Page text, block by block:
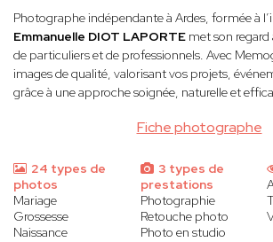
Fiche photographe
Photographe indépendante à Ardes, formée à
Emmanuelle DIOT LAPORTE met son
de particuliers et de professionnels. Avec
images de qualité, valorisant vos projets,
grâce à une approche soignée, naturelle et
24 types de
photos
Mariage
Grossesse
Naissance
3 types de
prestations
Photographie
Retouche photo
Photo en studio